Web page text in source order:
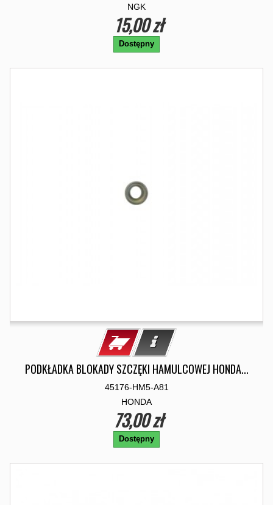
NGK
15,00 zł
Dostępny
PODKŁADKA BLOKADY SZCZĘKI HAMULCOWEJ HONDA...
45176-HM5-A81
HONDA
73,00 zł
Dostępny